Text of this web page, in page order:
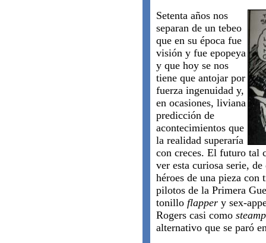
Setenta años nos
separan de un tebeo
que en su época fue
visión y fue epopeya
y que hoy se nos
tiene que antojar por
fuerza ingenuidad y,
en ocasiones, liviana
predicción de
acontecimientos que
la realidad superaría
con creces. El futuro tal
ver esta curiosa serie,
héroes de una pieza con
pilotos de la Primera
tonillo flapper y sex-
Rogers casi como
alternativo que se paró